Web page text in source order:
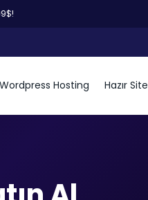
Wordpress Hosting Hazır Site